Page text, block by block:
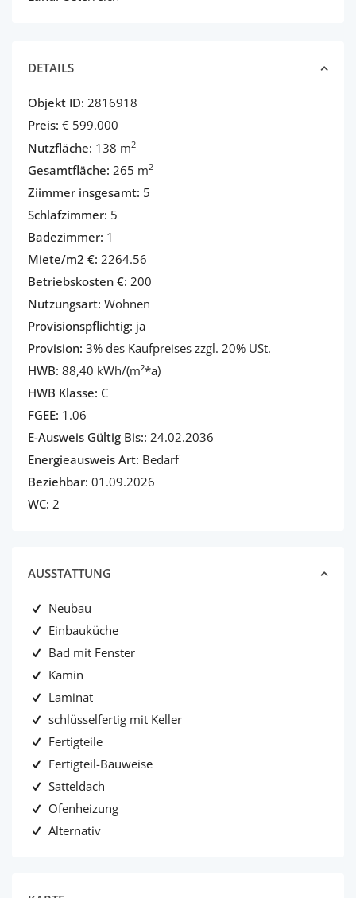
DETAILS
Objekt ID: 2816918
Preis: € 599.000
Nutzfläche: 138 m2
Gesamtfläche: 265 m2
Ziimmer insgesamt: 5
Schlafzimmer: 5
Badezimmer: 1
Miete/m2 €: 2264.56
Betriebskosten €: 200
Nutzungsart: Wohnen
Provisionspflichtig: ja
Provision: 3% des Kaufpreises zzgl. 20% USt.
HWB: 88,40 kWh/(m²*a)
HWB Klasse: C
FGEE: 1.06
E-Ausweis Gültig Bis:: 24.02.2036
Energieausweis Art: Bedarf
Beziehbar: 01.09.2026
WC: 2
AUSSTATTUNG
Neubau
Einbauküche
Bad mit Fenster
Kamin
Laminat
schlüsselfertig mit Keller
Fertigteile
Fertigteil-Bauweise
Satteldach
Ofenheizung
Alternativ